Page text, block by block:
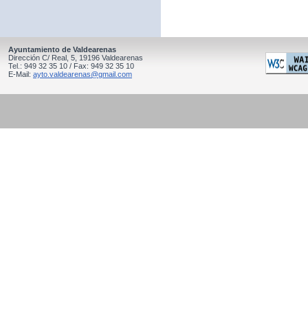
Ayuntamiento de Valdearenas
Dirección C/ Real, 5, 19196 Valdearenas
Tel.: 949 32 35 10 / Fax: 949 32 35 10
E-Mail: ayto.valdearenas@gmail.com